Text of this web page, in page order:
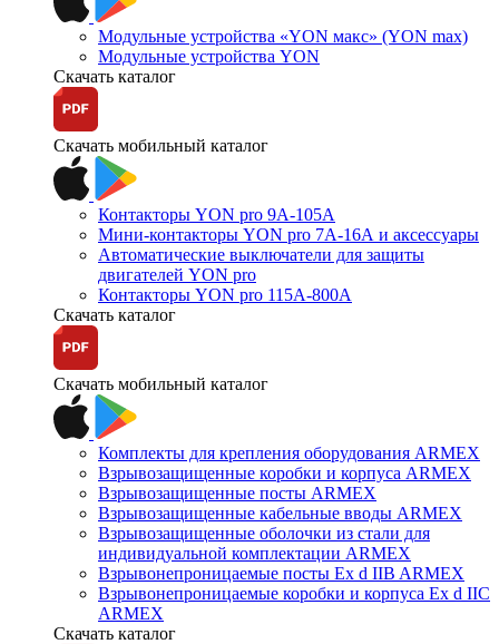
Модульные устройства «YON макс» (YON max)
Модульные устройства YON
Скачать каталог
Скачать мобильный каталог
Контакторы YON pro 9А-105А
Мини-контакторы YON pro 7А-16А и аксессуары
Автоматические выключатели для защиты
двигателей YON pro
Контакторы YON pro 115А-800А
Скачать каталог
Скачать мобильный каталог
Комплекты для крепления оборудования ARMEX
Взрывозащищенные коробки и корпуса ARMEX
Взрывозащищенные посты ARMEX
Взрывозащищенные кабельные вводы ARMEX
Взрывозащищенные оболочки из стали для
индивидуальной комплектации ARMEX
Взрывонепроницаемые посты Ex d IIB ARMEX
Взрывонепроницаемые коробки и корпуса Ex d IIС
ARMEX
Скачать каталог